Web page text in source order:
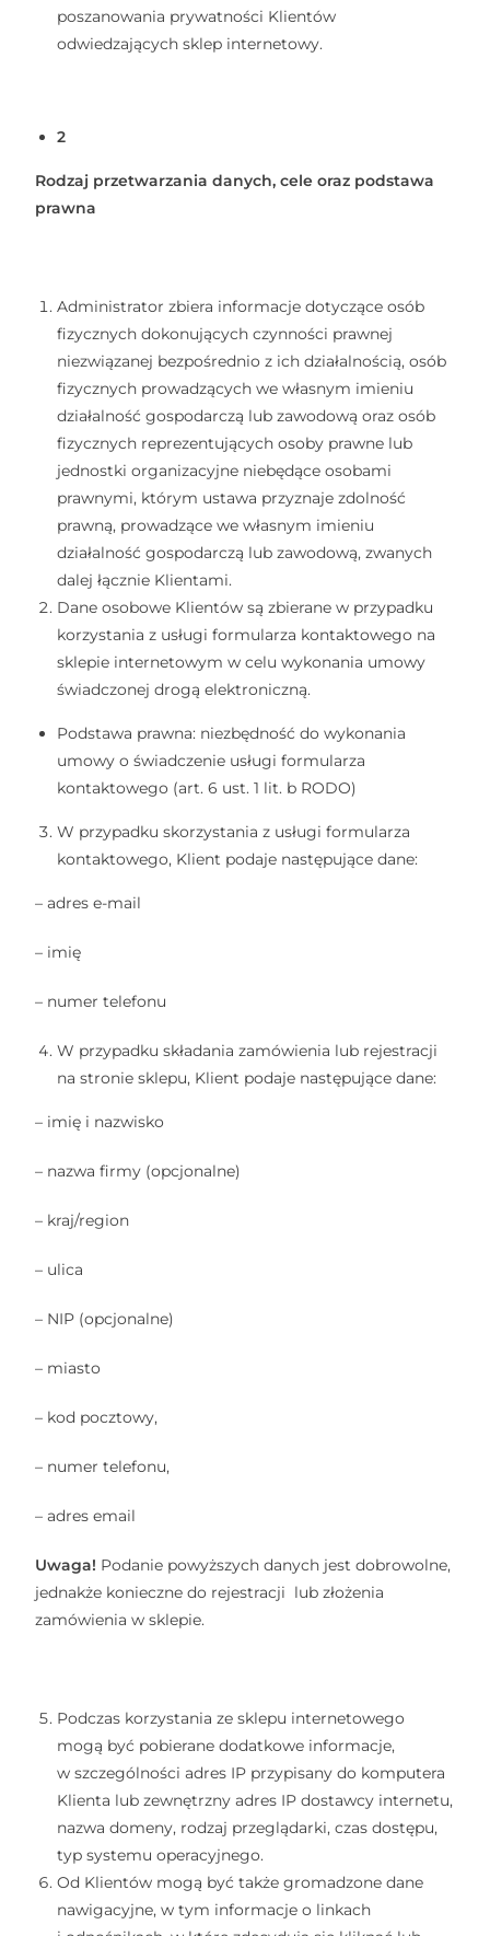
poszanowania prywatności Klientów
odwiedzających sklep internetowy.
2
Rodzaj przetwarzania danych, cele oraz podstawa
prawna
Administrator zbiera informacje dotyczące osób
fizycznych dokonujących czynności prawnej
niezwiązanej bezpośrednio z ich działalnością, osób
fizycznych prowadzących we własnym imieniu
działalność gospodarczą lub zawodową oraz osób
fizycznych reprezentujących osoby prawne lub
jednostki organizacyjne niebędące osobami
prawnymi, którym ustawa przyznaje zdolność
prawną, prowadzące we własnym imieniu
działalność gospodarczą lub zawodową, zwanych
dalej łącznie Klientami.
Dane osobowe Klientów są zbierane w przypadku
korzystania z usługi formularza kontaktowego na
sklepie internetowym w celu wykonania umowy
świadczonej drogą elektroniczną.
Podstawa prawna: niezbędność do wykonania
umowy o świadczenie usługi formularza
kontaktowego (art. 6 ust. 1 lit. b RODO)
W przypadku skorzystania z usługi formularza
kontaktowego, Klient podaje następujące dane:
– adres e-mail
– imię
– numer telefonu
W przypadku składania zamówienia lub rejestracji
na stronie sklepu, Klient podaje następujące dane:
– imię i nazwisko
– nazwa firmy (opcjonalne)
– kraj/region
– ulica
– NIP (opcjonalne)
– miasto
– kod pocztowy,
– numer telefonu,
– adres email
Uwaga! Podanie powyższych danych jest dobrowolne,
jednakże konieczne do rejestracji lub złożenia
zamówienia w sklepie.
Podczas korzystania ze sklepu internetowego
mogą być pobierane dodatkowe informacje,
w szczególności adres IP przypisany do komputera
Klienta lub zewnętrzny adres IP dostawcy internetu,
nazwa domeny, rodzaj przeglądarki, czas dostępu,
typ systemu operacyjnego.
Od Klientów mogą być także gromadzone dane
nawigacyjne, w tym informacje o linkach